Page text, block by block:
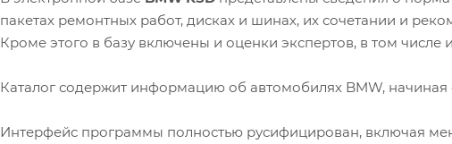
пакетах ремонтных работ, дисках и шинах, их сочетании и
Кроме этого в базу включены и оценки экспертов, в том
Каталог содержит информацию об автомобилях BMW, начиная
Интерфейс программы полностью русифицирован, включая